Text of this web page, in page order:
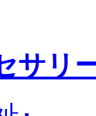
サリ